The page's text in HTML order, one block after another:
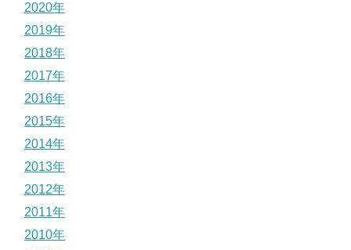
2020年
2019年
2018年
2017年
2016年
2015年
2014年
2013年
2012年
2011年
2010年